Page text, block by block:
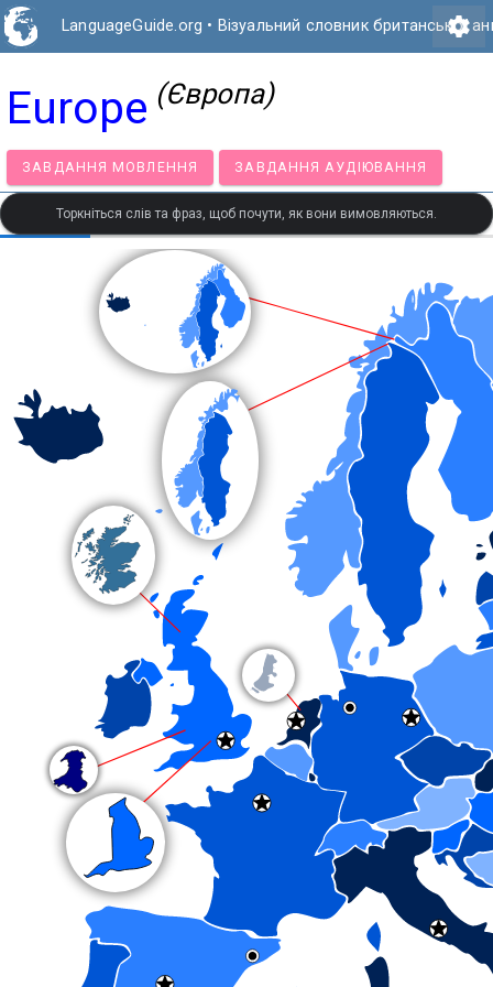
LanguageGuide.org • Візуальний словник британської
settings
Europe (Європа)
ЗАВДАННЯ МОВЛЕННЯ ЗАВДАННЯ АУДІЮВАННЯ
Торкніться слів та фраз, щоб почути, як вони вимовляються.